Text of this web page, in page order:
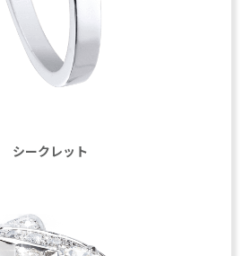
シークレット